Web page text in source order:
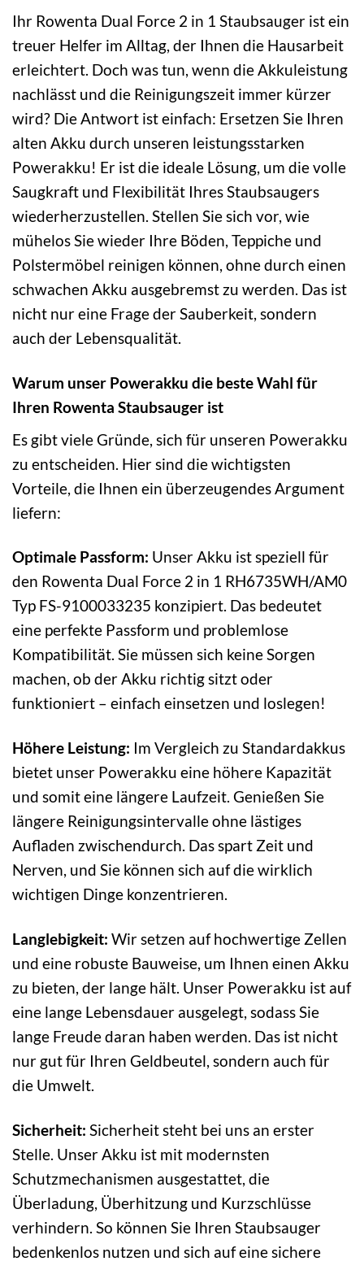
Ihr Rowenta Dual Force 2 in 1 Staubsauger ist ein
treuer Helfer im Alltag, der Ihnen die Hausarbeit
erleichtert. Doch was tun, wenn die Akkuleistung
nachlässt und die Reinigungszeit immer kürzer
wird? Die Antwort ist einfach: Ersetzen Sie Ihren
alten Akku durch unseren leistungsstarken
Powerakku! Er ist die ideale Lösung, um die volle
Saugkraft und Flexibilität Ihres Staubsaugers
wiederherzustellen. Stellen Sie sich vor, wie
mühelos Sie wieder Ihre Böden, Teppiche und
Polstermöbel reinigen können, ohne durch einen
schwachen Akku ausgebremst zu werden. Das ist
nicht nur eine Frage der Sauberkeit, sondern
auch der Lebensqualität.
Warum unser Powerakku die beste Wahl für
Ihren Rowenta Staubsauger ist
Es gibt viele Gründe, sich für unseren Powerakku
zu entscheiden. Hier sind die wichtigsten
Vorteile, die Ihnen ein überzeugendes Argument
liefern:
Optimale Passform: Unser Akku ist speziell für
den Rowenta Dual Force 2 in 1 RH6735WH/AM0
Typ FS-9100033235 konzipiert. Das bedeutet
eine perfekte Passform und problemlose
Kompatibilität. Sie müssen sich keine Sorgen
machen, ob der Akku richtig sitzt oder
funktioniert – einfach einsetzen und loslegen!
Höhere Leistung: Im Vergleich zu Standardakkus
bietet unser Powerakku eine höhere Kapazität
und somit eine längere Laufzeit. Genießen Sie
längere Reinigungsintervalle ohne lästiges
Aufladen zwischendurch. Das spart Zeit und
Nerven, und Sie können sich auf die wirklich
wichtigen Dinge konzentrieren.
Langlebigkeit: Wir setzen auf hochwertige Zellen
und eine robuste Bauweise, um Ihnen einen Akku
zu bieten, der lange hält. Unser Powerakku ist auf
eine lange Lebensdauer ausgelegt, sodass Sie
lange Freude daran haben werden. Das ist nicht
nur gut für Ihren Geldbeutel, sondern auch für
die Umwelt.
Sicherheit: Sicherheit steht bei uns an erster
Stelle. Unser Akku ist mit modernsten
Schutzmechanismen ausgestattet, die
Überladung, Überhitzung und Kurzschlüsse
verhindern. So können Sie Ihren Staubsauger
bedenkenlos nutzen und sich auf eine sichere